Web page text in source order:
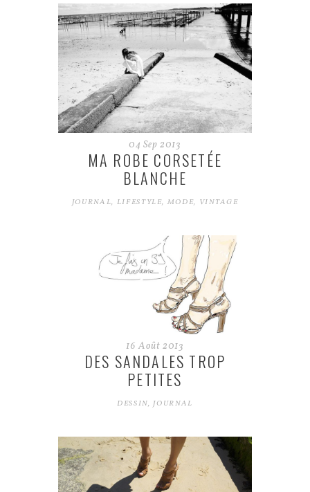
04 Sep 2013
MA ROBE CORSETÉE
BLANCHE
JOURNAL, LIFESTYLE, MODE, VINTAGE
16 Août 2013
DES SANDALES TROP
PETITES
DESSIN,JOURNAL